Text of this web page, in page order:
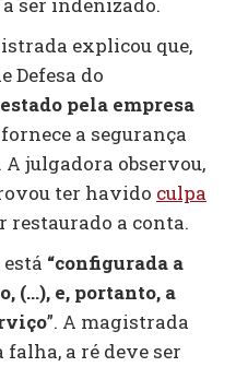
explicou que,
Defesa do
pela empresa
a segurança
A julgadora observou,
ter havido culpa
restaurado a conta.
“configurada a
(…), e, portanto, a
”. A magistrada
falha, a ré deve ser